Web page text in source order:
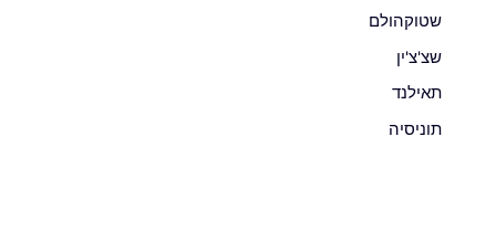
שטוקהולם
שצ'צ'ין
תאילנד
תוניסיה